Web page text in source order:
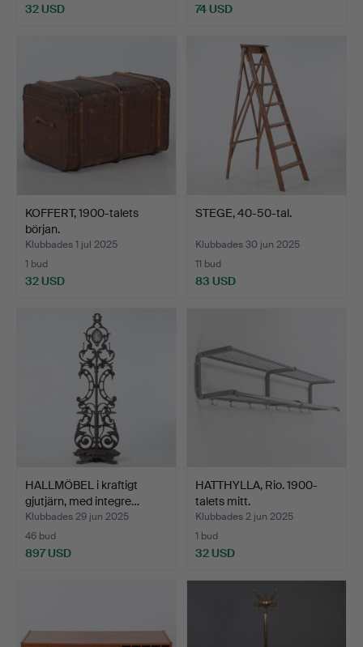
32 USD 74 USD
KOFFERT, 1900-talets
början.
Klubbades 1 jul 2025
1 bud
32 USD
STEGE, 40-50-tal.
Klubbades 30 jun 2025
11 bud
83 USD
HALLMÖBEL i kraftigt
gjutjärn, med integre…
Klubbades 29 jun 2025
46 bud
897 USD
HATTHYLLA, Rio. 1900-
talets mitt.
Klubbades 2 jun 2025
1 bud
32 USD